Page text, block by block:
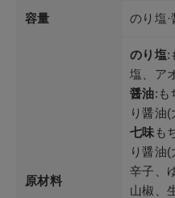
容量 のり塩
原材料
のり塩:
塩、ア
醤油:も
り醤油
七味 も
り醤油
辛子、
山椒、